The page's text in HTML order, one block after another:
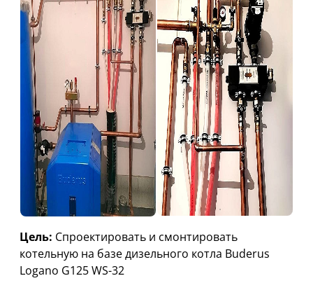
Цель: Спроектировать и смонтировать
котельную на базе дизельного котла Buderus
Logano G125 WS-32